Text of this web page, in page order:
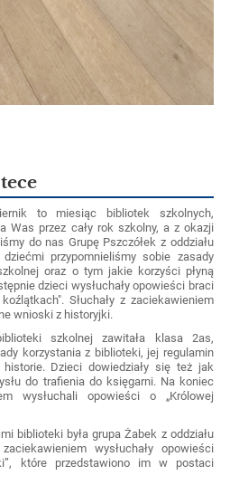
to miesiąc bibliotek szkolnych,
Was przez cały rok szkolny, a z okazji
do nas Grupę Pszczółek z oddziału
przypomnieliśmy sobie zasady
oraz o tym jakie korzyści płyną
dzieci wysłuchały opowieści braci
Słuchały z zaciekawieniem
wnioski z historyjki.
szkolnej zawitała klasa 2as,
korzystania z biblioteki, jej regulamin
Dzieci dowiedziały się też jak
do trafienia do księgarni. Na koniec
wysłuchali opowieści o „Królowej
biblioteki była grupa Żabek z oddziału
wysłuchały opowieści
które przedstawiono im w postaci